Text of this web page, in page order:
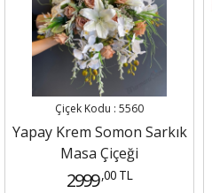
Çiçek Kodu : 5560
Yapay Krem Somon Sarkık
Masa Çiçeği
2999 ,00 TL